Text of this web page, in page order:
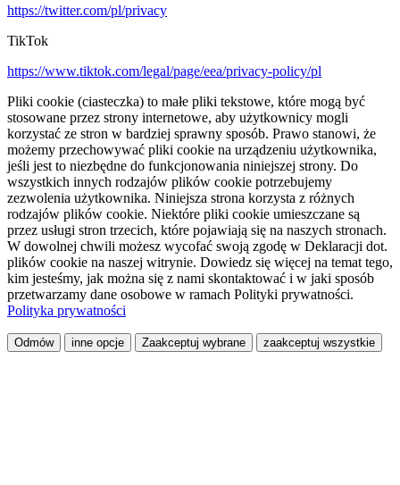
https://twitter.com/pl/privacy
TikTok
https://www.tiktok.com/legal/page/eea/privacy-policy/pl
Pliki cookie (ciasteczka) to małe pliki tekstowe, które mogą być
stosowane przez strony internetowe, aby użytkownicy mogli
korzystać ze stron w bardziej sprawny sposób. Prawo stanowi, że
możemy przechowywać pliki cookie na urządzeniu użytkownika,
jeśli jest to niezbędne do funkcjonowania niniejszej strony. Do
wszystkich innych rodzajów plików cookie potrzebujemy
zezwolenia użytkownika. Niniejsza strona korzysta z różnych
rodzajów plików cookie. Niektóre pliki cookie umieszczane są
przez usługi stron trzecich, które pojawiają się na naszych stronach.
W dowolnej chwili możesz wycofać swoją zgodę w Deklaracji dot.
plików cookie na naszej witrynie. Dowiedz się więcej na temat tego,
kim jesteśmy, jak można się z nami skontaktować i w jaki sposób
przetwarzamy dane osobowe w ramach Polityki prywatności.
Polityka prywatności
Odmów inne opcje Zaakceptuj wybrane zaakceptuj wszystkie